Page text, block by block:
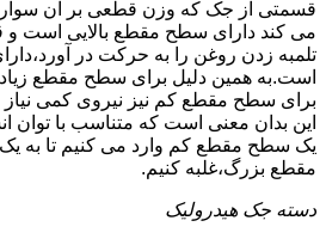
قسمتی از جک که وزن قطعی بر آن سوار
می کند دارای سطح مقطع بالایی است و
تلمبه زدن روغن را به حرکت در
است.به همین دلیل برای سطح مقطع
برای سطح مقطع کم نیز نیروی کمی نیاز
این بدان معنی است که متناسب با توان
یک سطح مقطع کم وارد می کنیم تا به
مقطع بزرگ،غلبه کنیم.
دسته جک هیدرولیک